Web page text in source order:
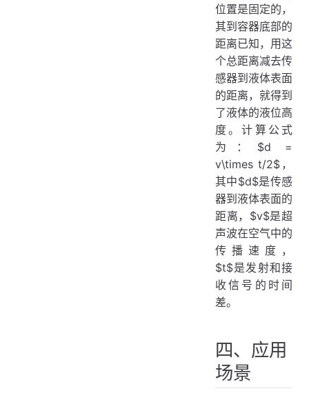
位置是固定的，
其到容器底部的
距离已知，用这
个总距离减去传
感器到液体表面
的距离，就得到
了液体的液位高
度。计算公式
为：$d =
v\times t/2$，
其中$d$是传感
器到液体表面的
距离，$v$是超
声波在空气中的
传播速度，
$t$是发射和接
收信号的时间
差。
四、应用
场景